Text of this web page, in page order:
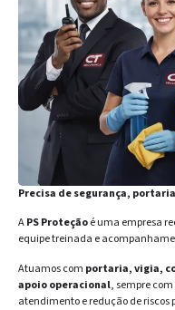
Precisa de segurança,
APS Proteçãoé uma empresa
equipe treinada e
Atuamos com portaria, vigia,
apoio operacional, sempre
atendimento e redução de